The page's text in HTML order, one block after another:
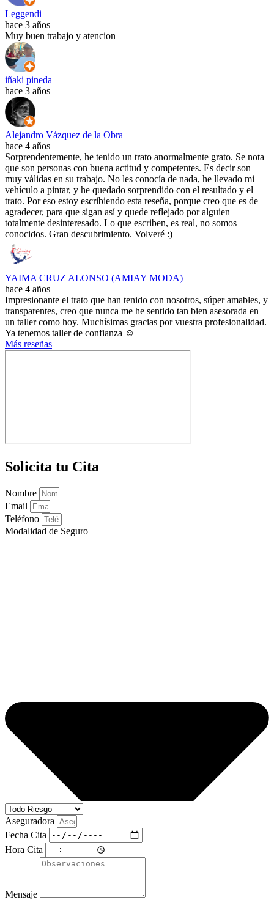
Leggendi
hace 3 años
Muy buen trabajo y atencion
iñaki pineda
hace 3 años
Alejandro Vázquez de la Obra
hace 4 años
Sorprendentemente, he tenido un trato anormalmente grato. Se nota
que son personas con buena actitud y competentes. Es decir son
muy válidas en su trabajo. No les conocía de nada, he llevado mi
vehículo a pintar, y he quedado sorprendido con el resultado y el
trato. Por eso estoy escribiendo esta reseña, porque creo que es de
agradecer, para que sigan así y quede reflejado por alguien
totalmente desinteresado. Lo que escriben, es real, no somos
conocidos. Gran descubrimiento. Volveré :)
YAIMA CRUZ ALONSO (AMIAY MODA)
hace 4 años
Impresionante el trato que han tenido con nosotros, súper amables, y
transparentes, creo que nunca me he sentido tan bien asesorada en
un taller como hoy. Muchísimas gracias por vuestra profesionalidad.
Ya tenemos taller de confianza ☺️
Más reseñas
Solicita tu Cita
Nombre
Email
Teléfono
Modalidad de Seguro
Aseguradora
Fecha Cita
Hora Cita
Mensaje